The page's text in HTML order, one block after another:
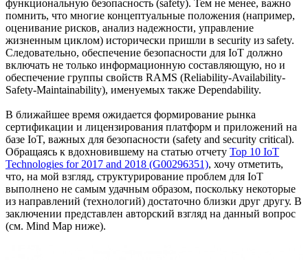
функциональную безопасность (safety). Тем не менее, важно
помнить, что многие концептуальные положения (например,
оценивание рисков, анализ надежности, управление
жизненным циклом) исторически пришли в security из safety.
Следовательно, обеспечение безопасности для IoT должно
включать не только информационную составляющую, но и
обеспечение группы свойств RAMS (Reliability-Availability-
Safety-Maintainability), именуемых также Dependability.
В ближайшее время ожидается формирование рынка
сертификации и лицензирования платформ и приложений на
базе IoT, важных для безопасности (safety and security critical).
Обращаясь к вдохновившему на статью отчету Top 10 IoT
Technologies for 2017 and 2018 (G00296351), хочу отметить,
что, на мой взгляд, структурирование проблем для IoT
выполнено не самым удачным образом, поскольку некоторые
из направлений (технологий) достаточно близки друг другу. В
заключении представлен авторский взгляд на данный вопрос
(см. Mind Map ниже).